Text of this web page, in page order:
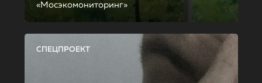
«Мосэкомониторинг»
СПЕЦПРОЕКТ